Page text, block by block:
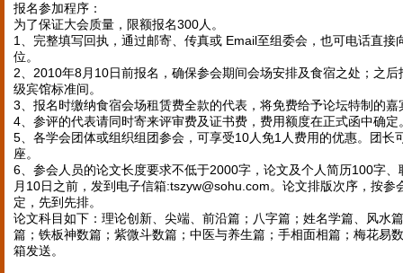
报名参加程序：
为了保证大会质量，限额报名300人。
1、完整填写回执，通过邮寄、传真或 Email至组委会，也可电话直接
位。
2、2010年8月10日前报名，确保参会期间会场安排及食宿之处；之
级宾馆标准间。
3、报名时缴纳食宿会场租赁费全款的代表，将免费给予论坛特制的嘉
4、参评的代表请同时寄来评审费及证书费，费用额度在正式函中确定
5、各学会团体或组织组团参会，可享受10人免1人费用的优惠。团长
座。
6、参会人员的论文长度要求不低于2000字，论文及个人简历100字
月10日之前，发到电子信箱:tszyw@sohu.com。论文排版次序，按参
定，先到先排。
论文科目如下：理论创新、尖端、前沿篇；八字篇；姓名学篇、风水
篇；铁板神数篇；紫微斗数篇；中医与养生篇；手相面相篇；梅花易
箱发送。